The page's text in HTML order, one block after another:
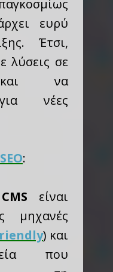
ευρύ
Έτσι,
λύσεις σε
και να
νέες
SEO:
είναι
μηχανές
) και
που